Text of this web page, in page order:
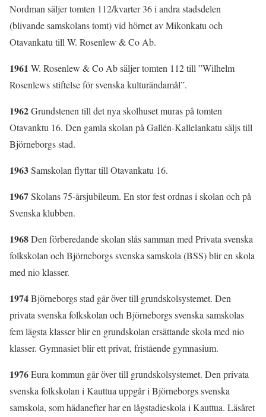
Nordman säljer tomten 112/kvarter 36 i andra stadsdelen
(blivande samskolans tomt) vid hörnet av Mikonkatu och
Otavankatu till W. Rosenlew & Co Ab.
1961 W. Rosenlew & Co Ab säljer tomten 112 till ”Wilhelm
Rosenlews stiftelse för svenska kulturändamål”.
1962Grundstenen till det nya skolhuset muras på tomten
Otavanktu 16. Den gamla skolan på Gallén-Kallelankatu säljs till
Björneborgs stad.
1963Samskolan flyttar till Otavankatu 16.
1967Skolans 75-årsjubileum. En stor fest ordnas i skolan och på
Svenska klubben.
1968Den förberedande skolan slås samman med Privata svenska
folkskolan och Björneborgs svenska samskola (BSS) blir en skola
med nio klasser.
1974Björneborgs stad går över till grundskolsystemet. Den
privata svenska folkskolan och Björneborgs svenska samskolas
fem lägsta klasser blir en grundskolan ersättande skola med nio
klasser. Gymnasiet blir ett privat, fristående gymnasium.
1976Eura kommun går över till grundskolsystemet. Den privata
svenska folkskolan i Kauttua uppgår i Björneborgs svenska
samskola, som hädanefter har en lågstadieskola i Kauttua. Läsåret